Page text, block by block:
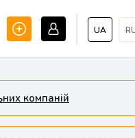
UA
компаній